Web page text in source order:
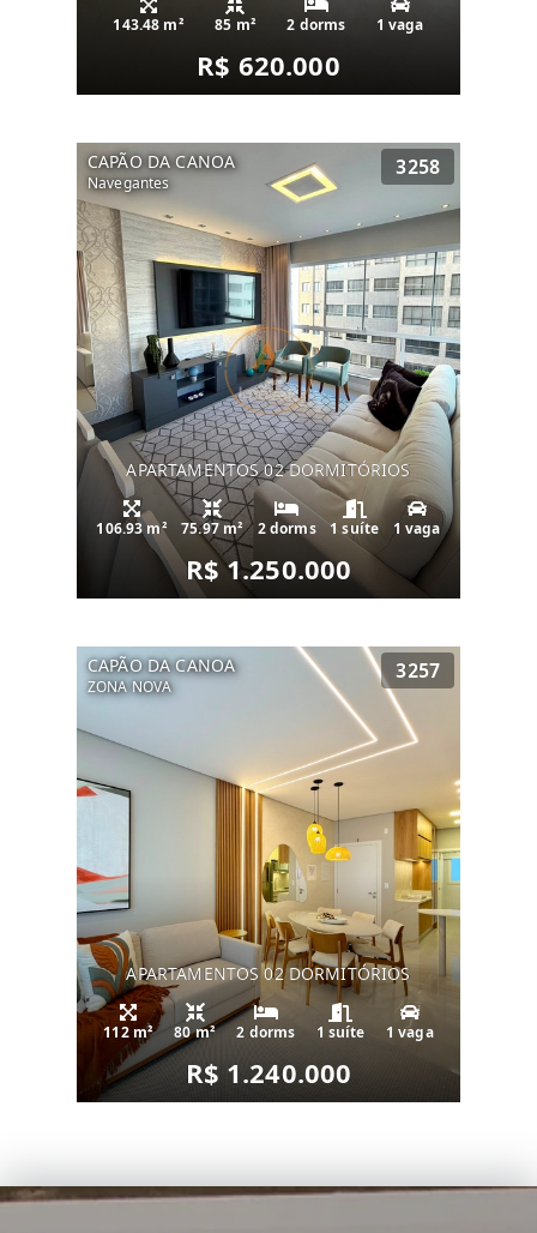
143.48 m² 85 m² 2 dorms 1 vaga
R$ 620.000
CAPÃO DA CANOA
Navegantes
3258
APARTAMENTOS 02 DORMITÓRIOS
106.93 m² 75.97 m² 2 dorms 1 suíte 1 vaga
R$ 1.250.000
CAPÃO DA CANOA
ZONA NOVA
3257
APARTAMENTOS 02 DORMITÓRIOS
112 m² 80 m² 2 dorms 1 suíte 1 vaga
R$ 1.240.000